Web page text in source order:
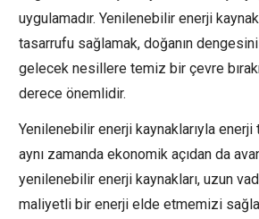
uygulamadır. Yenilenebilir enerji
tasarrufu sağlamak, doğanın
gelecek nesillere temiz bir çevre
derece önemlidir.
Yenilenebilir enerji kaynaklarıyla enerji
aynı zamanda ekonomik açıdan da
yenilenebilir enerji kaynakları, uzun
maliyetli bir enerji elde etmemizi